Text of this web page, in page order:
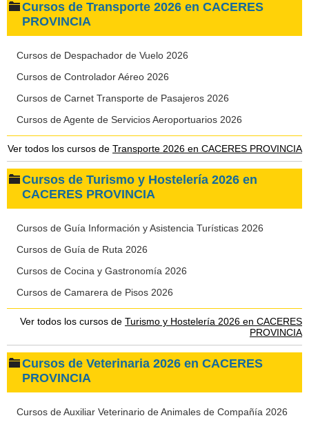
Cursos de Transporte 2026 en CACERES
PROVINCIA
Cursos de Despachador de Vuelo 2026
Cursos de Controlador Aéreo 2026
Cursos de Carnet Transporte de Pasajeros 2026
Cursos de Agente de Servicios Aeroportuarios 2026
Ver todos los cursos de Transporte 2026 en CACERES PROVINCIA
Cursos de Turismo y Hostelería 2026 en
CACERES PROVINCIA
Cursos de Guía Información y Asistencia Turísticas 2026
Cursos de Guía de Ruta 2026
Cursos de Cocina y Gastronomía 2026
Cursos de Camarera de Pisos 2026
Ver todos los cursos de Turismo y Hostelería 2026 en CACERES
PROVINCIA
Cursos de Veterinaria 2026 en CACERES
PROVINCIA
Cursos de Auxiliar Veterinario de Animales de Compañía 2026